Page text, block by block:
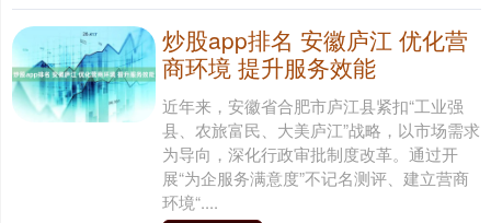
炒股app排名 安徽庐江 优化营
商环境 提升服务效能
近年来，安徽省合肥市庐江县紧扣“工业强
县、农旅富民、大美庐江”战略，以市场需求
为导向，深化行政审批制度改革。通过开
展“为企服务满意度”不记名测评、建立营商
环境“....